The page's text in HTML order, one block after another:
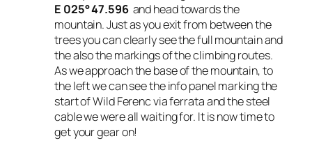
E 025° 47.596and head towards the
mountain. Just as you exit from between the
trees you can clearly see the full mountain and
the also the markings of the climbing routes.
As we approach the base of the mountain, to
the left we can see the info panel marking the
start of Wild Ferenc via ferrata and the steel
cable we were all waiting for. It is now time to
get your gear on!